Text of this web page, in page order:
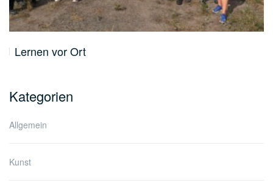
Lernen vor Ort
Kategorien
Allgemein
Kunst